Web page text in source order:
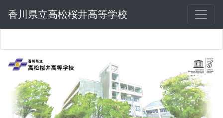
香川県立高松桜井高等学校